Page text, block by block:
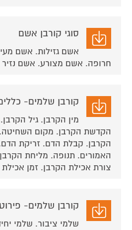
סוגי קורבן אשם
אשם גזילות. אשם
חרופה. אשם מצורע. אשם
קורבן שלמים-
מין הקרבן. גיל
הקדשת הקרבן. מקום
הקרבן. קבלת הדם. זריקת
האמורים. תנופה. מליחת
צורת אכילת הקרבן. זמן
קורבן שלמים-
שלמי ציבור. שלמי